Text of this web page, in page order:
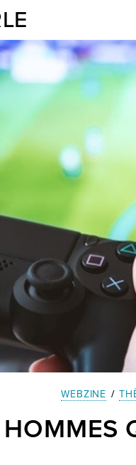
WEBZINE /
HOMMES